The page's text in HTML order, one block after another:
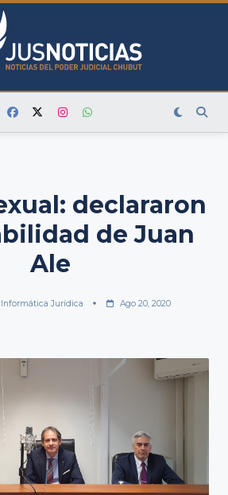
declararon
de Juan
Ale
Informática Jurídica Ago 20, 2020